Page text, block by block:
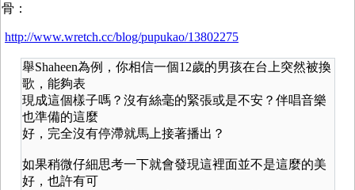
骨：
http://www.wretch.cc/blog/pupukao/13802275
舉Shaheen為例，你相信一個12歲的男孩在台上突然被換
歌，能夠表
現成這個樣子嗎？沒有絲毫的緊張或是不安？伴唱音樂
也準備的這麼
好，完全沒有停滯就馬上接著播出？
如果稍微仔細思考一下就會發現這裡面並不是這麼的美
好，也許有可